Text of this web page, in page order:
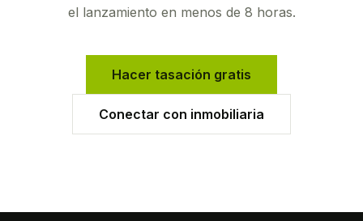
el lanzamiento en menos de 8 horas.
Hacer tasación gratis
Conectar con inmobiliaria